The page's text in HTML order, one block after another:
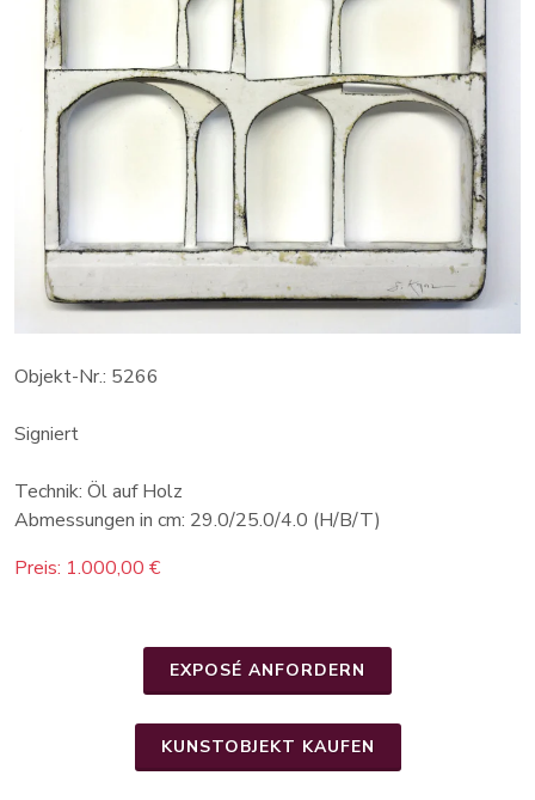
Objekt-Nr.: 5266
Signiert
Technik: Öl auf Holz
Abmessungen in cm: 29.0/25.0/4.0 (H/B/T)
Preis: 1.000,00 €
EXPOSÉ ANFORDERN
KUNSTOBJEKT KAUFEN